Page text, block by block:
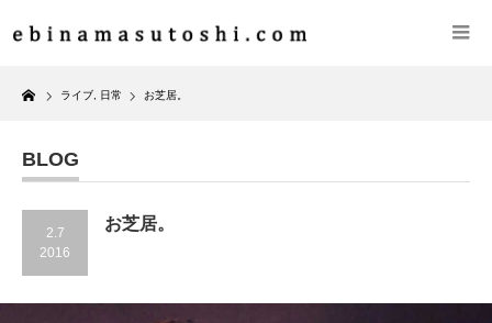
Home
ライブ 日常 お芝居。
BLOG
2.7
2016
お芝居。